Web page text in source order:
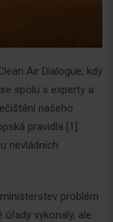
Air Dialogue, kdy
spolu s experty a
našeho
pravidla [1].
nevládních
problém
vykonaly, ale